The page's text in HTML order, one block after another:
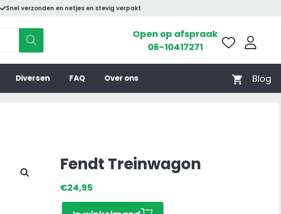
Snel verzonden en netjes en stevig verpakt
Open op afspraak
06-10417271
Diversen FAQ Over ons Blog
Fendt Treinwagon
€24,95